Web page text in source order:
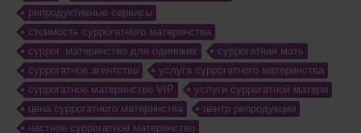
репродуктивные сервисы
стоимость суррогатного материнства
суррог. материнство для одиноких
суррогатная мать
суррогатное агентство
услуга суррогатного материнства
суррогатное материнство VIP
услуги суррогатной матери
цена суррогатного материнства
центр репродукции
частное суррогатное материнство